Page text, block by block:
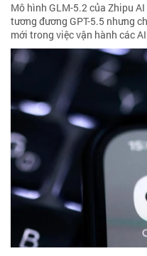
Mô hình GLM-5.2 của Zhipu
tương đương GPT-5.5 nhưng
mới trong việc vận hành các